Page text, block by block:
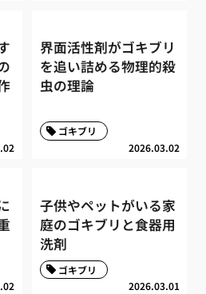
界面活性剤がゴキブリ
を追い詰める物理的殺
虫の理論
2026.03.02
ゴキブリ
子供やペットがいる家
庭のゴキブリと食器用
洗剤
2026.03.01
ゴキブリ